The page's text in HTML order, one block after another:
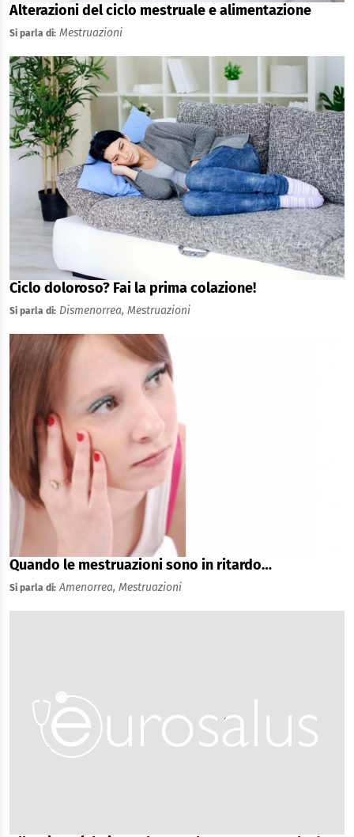
Alterazioni del ciclo mestruale e alimentazione
Si parla di: Mestruazioni
Ciclo doloroso? Fai la prima colazione!
Si parla di: Dismenorrea, Mestruazioni
Quando le mestruazioni sono in ritardo…
Si parla di: Amenorrea, Mestruazioni